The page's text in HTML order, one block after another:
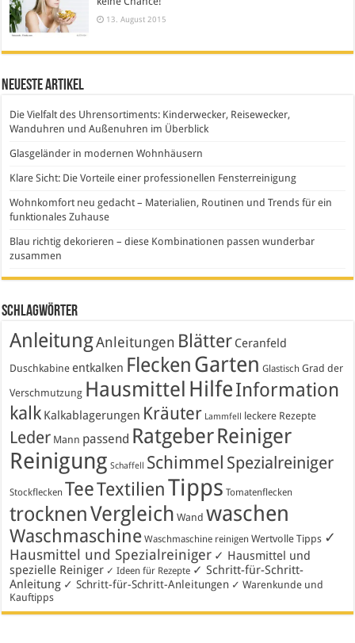
13. August 2015
Neueste Artikel
Die Vielfalt des Uhrensortiments: Kinderwecker, Reisewecker,
Wanduhren und Außenuhren im Überblick
Glasgeländer in modernen Wohnhäusern
Klare Sicht: Die Vorteile einer professionellen Fensterreinigung
Wohnkomfort neu gedacht – Materialien, Routinen und Trends für ein
funktionales Zuhause
Blau richtig dekorieren – diese Kombinationen passen wunderbar
zusammen
Schlagwörter
AnleitungAnleitungen Blätter Ceranfeld
Duschkabine entkalken Flecken Garten Glastisch Grad der
Verschmutzung Hausmittel HilfeInformation
kalk Kalkablagerungen Kräuter Lammfell leckere Rezepte
Leder Mann passend RatgeberReiniger
Reinigung Schaffell Schimmel Spezialreiniger
Stockflecken TeeTextilienTipps Tomatenflecken
trocknenVergleich Wand waschen
Waschmaschine Waschmaschine reinigen Wertvolle Tipps ✓
Hausmittel und Spezialreiniger ✓ Hausmittel und
spezielle Reiniger ✓ Ideen für Rezepte ✓ Schritt-für-Schritt-
Anleitung ✓ Schritt-für-Schritt-Anleitungen ✓ Warenkunde und
Kauftipps